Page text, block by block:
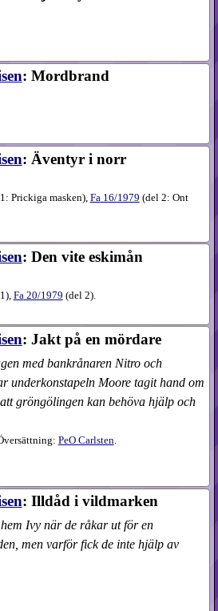
: Mordbrand
: Äventyr i norr
Prickiga masken), Fa16​/1979 (del 2: Ont
: Den vite eskimån
), Fa20​/1979 (del 2).
: Jakt på en mördare
med bankrånaren Nitro och
underkonstapeln Moore tagit hand om
gröngölingen kan behöva hjälp och
PeO Carlsten
: Illdåd i vildmarken
Ivy när de råkar ut för en
men varför fick de inte hjälp av